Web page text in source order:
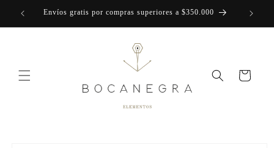
Skip to
content
Envíos gratis por compras superiores a $350.000
Cart